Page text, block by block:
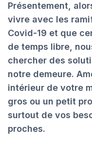
Présentement,
vivre avec les
Covid-19 et que
de temps libre,
chercher des
notre demeure.
intérieur de votre
gros ou un petit
surtout de vos
proches.